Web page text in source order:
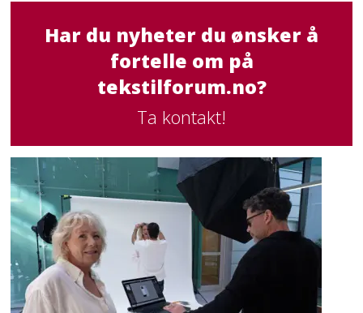
Har du nyheter du ønsker å
fortelle om på
tekstilforum.no?
Ta kontakt!